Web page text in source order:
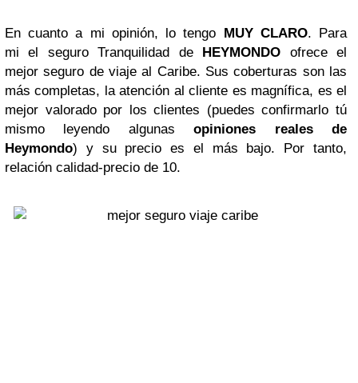
En cuanto a mi opinión, lo tengo MUY CLARO. Para
mi el seguro Tranquilidad de HEYMONDO ofrece el
mejor seguro de viaje al Caribe. Sus coberturas son las
más completas, la atención al cliente es magnífica, es el
mejor valorado por los clientes (puedes confirmarlo tú
mismo leyendo algunasopiniones reales de
Heymondo) y su precio es el más bajo. Por tanto,
relación calidad-precio de 10.